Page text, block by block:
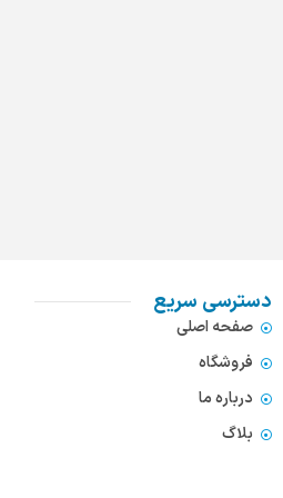
دسترسی سریع
صفحه اصلی
فروشگاه
درباره ما
بلاگ